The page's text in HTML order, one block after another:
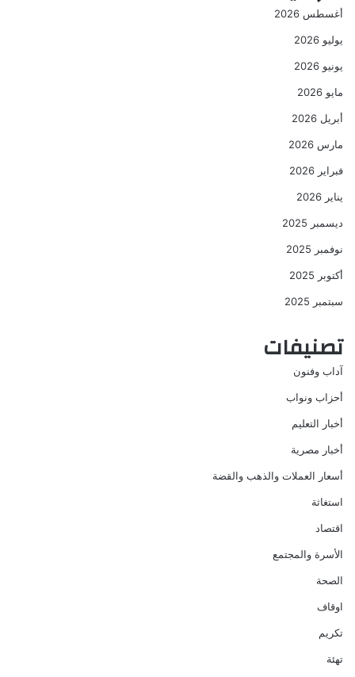
أغسطس 2026
يوليو 2026
يونيو 2026
مايو 2026
أبريل 2026
مارس 2026
فبراير 2026
يناير 2026
ديسمبر 2025
نوفمبر 2025
أكتوبر 2025
سبتمبر 2025
تصنيفات
آداب وفنون
أحزاب ونواب
أخبار التعليم
أخبار مصرية
أسعار العملات والذهب والقضة
استغاثة
اقتصاد
الأسرة والمجتمع
الصحة
اوقاف
تكريم
تهئة